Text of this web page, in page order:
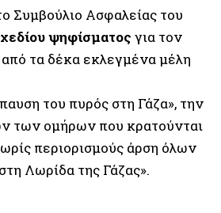
Συμβούλιο Ασφαλείας του
ψηφίσματος για τον
τα δέκα εκλεγμένα μέλη
του πυρός στη Γάζα», την
των ομήρων που κρατούνται
περιορισμούς άρση όλων
Λωρίδα της Γάζας».